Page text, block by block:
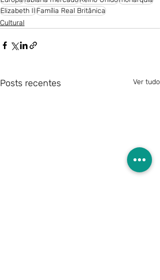
Elizabeth IIFamília Real Britânica
Cultural
Posts recentes Ver tudo